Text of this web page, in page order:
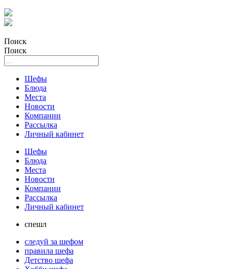
Поиск
Поиск
Шефы
Блюда
Места
Новости
Компании
Рассылка
Личный кабинет
Шефы
Блюда
Места
Новости
Компании
Рассылка
Личный кабинет
спешл
следуй за шефом
правила шефа
Детство шефа